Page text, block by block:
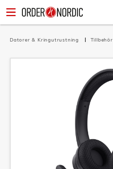
Datorer & Kringutrustning Tillbehör